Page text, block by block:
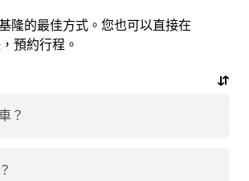
隆的最佳方式。您也可以直接在
預約行程。
？